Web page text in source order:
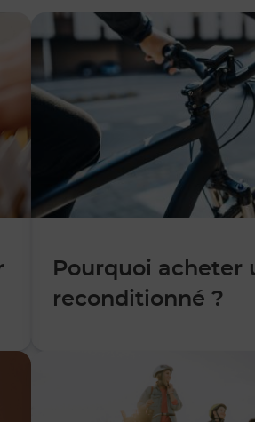
Pourquoi acheter
reconditionné ?